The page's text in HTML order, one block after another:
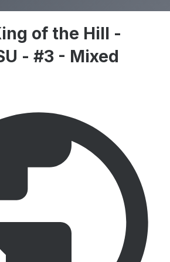
of the Hill -
- #3 - Mixed